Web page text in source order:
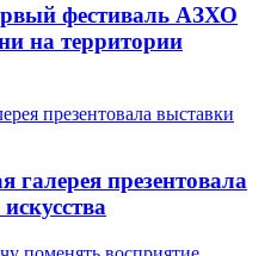
фестиваль АЗХО
на территории
галерея презентовала